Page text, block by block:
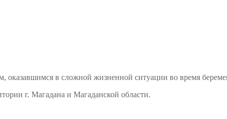
в сложной жизненной ситуации во время
г. Магадана и Магаданской области.